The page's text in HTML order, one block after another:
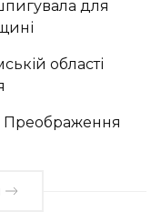
для
області
Преображення